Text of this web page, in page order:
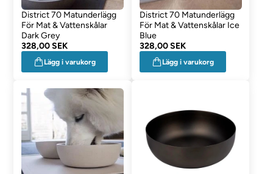
District 70 Matunderlägg
För Mat & Vattenskålar
Dark Grey
328,00 SEK
Lägg i varukorg
District 70 Matunderlägg
För Mat & Vattenskålar Ice
Blue
328,00 SEK
Lägg i varukorg